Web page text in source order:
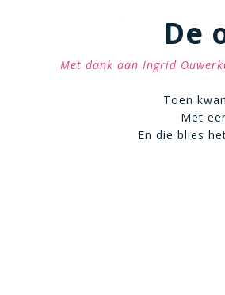
De
Met dank aan Ingrid
Toen
Met
En die blies